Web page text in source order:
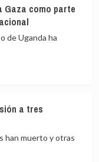
Gaza como parte
de Uganda ha
a tres
han muerto y otras